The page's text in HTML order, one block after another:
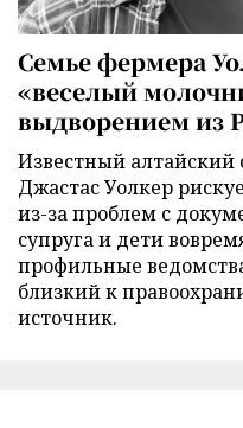
Семье фермера
«веселый
выдворением из
Известный
Джастас Уолкер
из-за проблем с
супруга и дети
профильные
близкий к
источник.